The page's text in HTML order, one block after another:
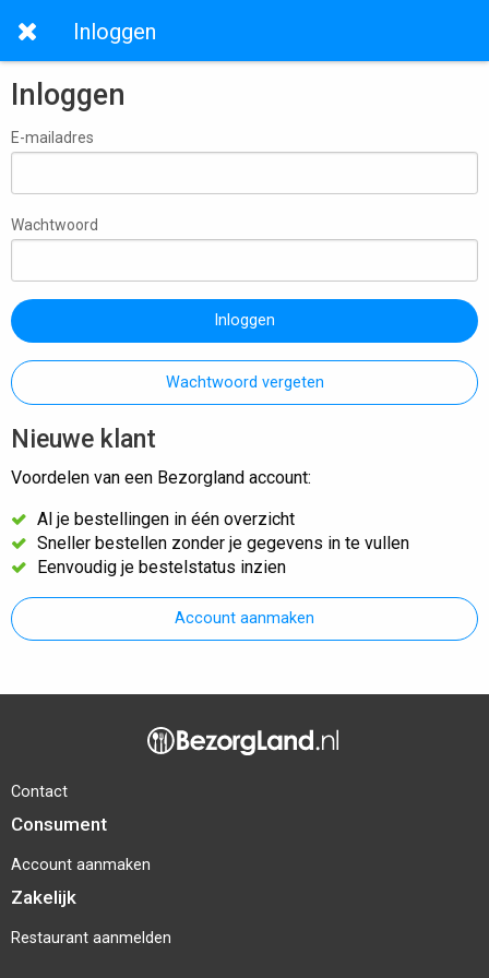
Inloggen
Inloggen
E-mailadres
Wachtwoord
Inloggen
Wachtwoord vergeten
Nieuwe klant
Voordelen van een Bezorgland account:
Al je bestellingen in één overzicht
Sneller bestellen zonder je gegevens in te vullen
Eenvoudig je bestelstatus inzien
Account aanmaken
Contact
Consument
Account aanmaken
Zakelijk
Restaurant aanmelden